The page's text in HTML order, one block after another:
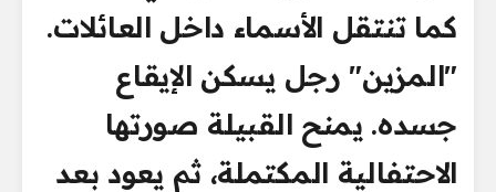
كما تنتقل الأسماء داخل العائلات.
"المزين" رجل يسكن الإيقاع
جسده. يمنح القبيلة صورتها
الاحتفالية المكتملة، ثم يعود بعد